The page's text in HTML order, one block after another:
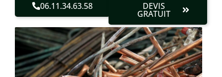
06.11.34.63.58 DEVIS
GRATUIT